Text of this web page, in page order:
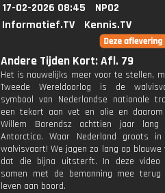
17-02-2026 08:45
NPO2
Informatief.TV
Kennis.TV
Andere Tijden Kort: Afl. 79
Het is nauwelijks meer voor te stellen,
Tweede Wereldoorlog is de
symbool van Nederlandse nationale
een tekort aan vet en olie en
Willem Barendsz achttien jaar
Antarctica. Waar Nederland groots
walvisvaart! We jagen zo lang op blauwe
dat die bijna uitsterft. In deze video
samen met de bemanning mee
leven aan boord.